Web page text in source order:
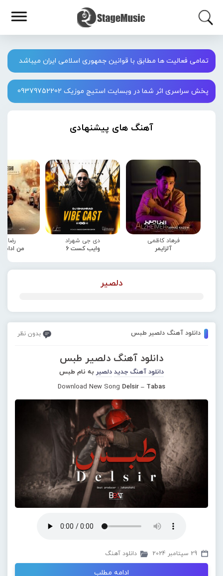
تمامی فعالیت ها مطابق با قوانین جمهوری اسلامی ایران میباشد
پخش سراسری اثر شما در وبسایت استیج موزیک 09379752202
آهنگ های پیشنهادی
فرهاد کاظمی
آلزایمر
دی جی شهراد
وایب کست 6
رضا
من
دلصیر
دانلود آهنگ دلصیر طبس بدون نظر
دانلود آهنگ دلصیر طبس
دانلود آهنگ جدید دلصیر به نام طبس
Download New Song Delsir – Tabas
29 سپتامبر 2024 دانلود آهنگ
ادامه مطلب